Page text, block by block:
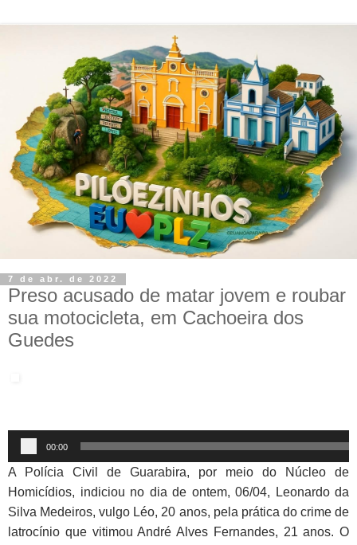
7 de abr. de 2022
Preso acusado de matar jovem e roubar
sua motocicleta, em Cachoeira dos
Guedes
Tocador
de
áudio
00:00
A Polícia Civil de Guarabira, por meio do Núcleo de
Homicídios, indiciou no dia de ontem, 06/04, Leonardo da
Silva Medeiros, vulgo Léo, 20 anos, pela prática do crime de
latrocínio que vitimou André Alves Fernandes, 21 anos. O